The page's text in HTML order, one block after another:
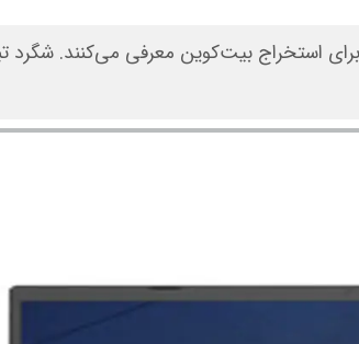
استخراج بیت‌کوین معرفی می‌کنند. شگرد